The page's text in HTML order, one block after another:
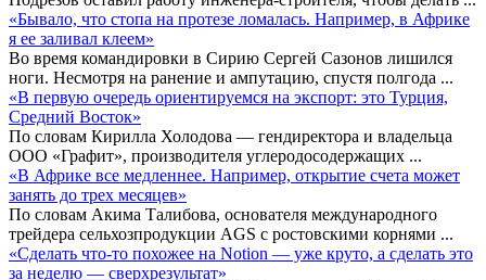
«Бывало, что стопа на протезе ломалась. Например, в Африке
я ее заливал клеем»
Во время командировки в Сирию Сергей Сазонов лишился
ноги. Несмотря на ранение и ампутацию, спустя полгода ...
«В первую очередь ориентируемся на экспорт: это Турция,
Средний Восток»
По словам Кирилла Холодова — гендиректора и владельца
ООО «Графит», производителя углеродосодержащих ...
«В Африке все медленнее. Например, открытие счета может
занять до трех месяцев»
По словам Акима Талибова, основателя международного
трейдера сельхозпродукции AGS с ростовскими корнями ...
«Сделать что-то похожее на Notion — уже круто, а сделать это
за неделю — сверхрезультат»